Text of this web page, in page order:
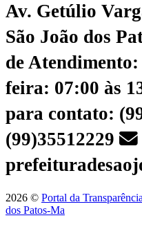
Av. Getúlio
São João dos
de Atendimento:
feira: 07:00 às
para contato:
(99)35512229
2026 © Portal da
dos Patos-Ma